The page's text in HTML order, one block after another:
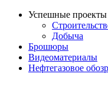
Успешные проекты
Добыча
Брошюры
Видеоматериалы
Нефтегазовое